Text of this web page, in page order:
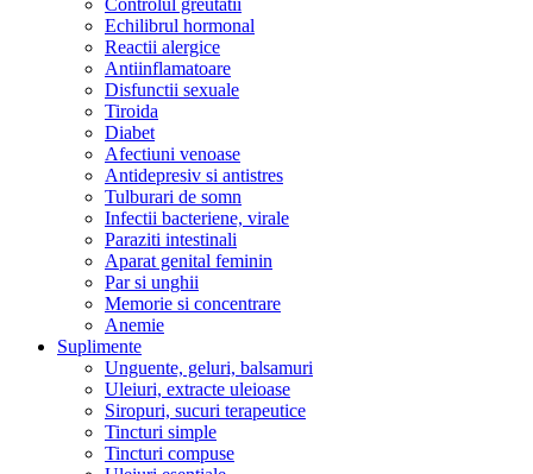
Controlul greutatii
Echilibrul hormonal
Reactii alergice
Antiinflamatoare
Disfunctii sexuale
Tiroida
Diabet
Afectiuni venoase
Antidepresiv si antistres
Tulburari de somn
Infectii bacteriene, virale
Paraziti intestinali
Aparat genital feminin
Par si unghii
Memorie si concentrare
Anemie
Suplimente
Unguente, geluri, balsamuri
Uleiuri, extracte uleioase
Siropuri, sucuri terapeutice
Tincturi simple
Tincturi compuse